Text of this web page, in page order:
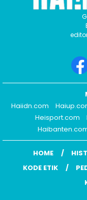
Haiidn.com
Heisport.com
HOME
KODE ETIK